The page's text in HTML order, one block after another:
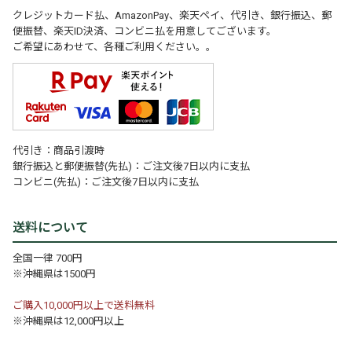
クレジットカード払、AmazonPay、楽天ペイ、代引き、銀行振込、郵
便振替、楽天ID決済、コンビニ払を用意してございます。
ご希望にあわせて、各種ご利用ください。。
代引き：商品引渡時
銀行振込と郵便振替(先払)：ご注文後7日以内に支払
コンビニ(先払)：ご注文後7日以内に支払
送料について
全国一律 700円
※沖縄県は1500円
ご購入10,000円以上で送料無料
※沖縄県は12,000円以上